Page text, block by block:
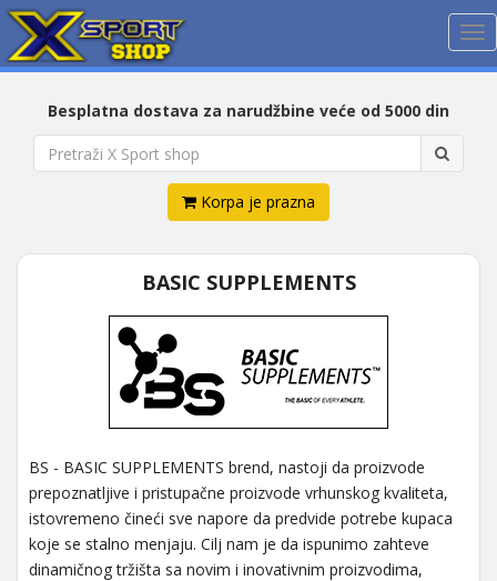
Besplatna dostava za narudžbine veće od 5000 din
Korpa je prazna
BASIC SUPPLEMENTS
BS - BASIC SUPPLEMENTS brend, nastoji da proizvode
prepoznatljive i pristupačne proizvode vrhunskog kvaliteta,
istovremeno čineći sve napore da predvide potrebe kupaca
koje se stalno menjaju. Cilj nam je da ispunimo zahteve
dinamičnog tržišta sa novim i inovativnim proizvodima,